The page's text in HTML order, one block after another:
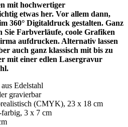
mit hochwertiger
etwas her. Vor allem dann,
360° Digitaldruck gestalten. Ganz
Sie Farbverläufe, coole Grafiken
aufdrucken. Alternativ lassen
auch ganz klassisch mit bis zu
mit einer edlen Lasergravur
Edelstahl
gravierbar
(CMYK), 23 x 18 cm
3 x 7 cm